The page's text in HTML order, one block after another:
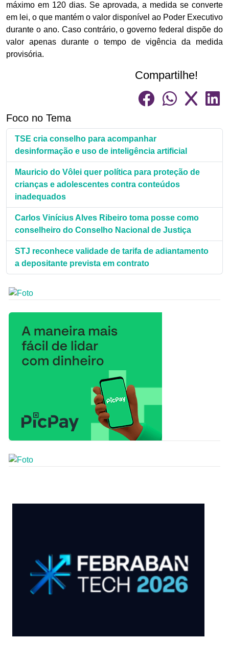
máximo em 120 dias. Se aprovada, a medida se converte
em lei, o que mantém o valor disponível ao Poder Executivo
durante o ano. Caso contrário, o governo federal dispõe do
valor apenas durante o tempo de vigência da medida
provisória.
Compartilhe!
Foco no Tema
TSE cria conselho para acompanhar
desinformação e uso de inteligência artificial
Mauricio do Vôlei quer política para proteção de
crianças e adolescentes contra conteúdos
inadequados
Carlos Vinícius Alves Ribeiro toma posse como
conselheiro do Conselho Nacional de Justiça
STJ reconhece validade de tarifa de adiantamento
a depositante prevista em contrato